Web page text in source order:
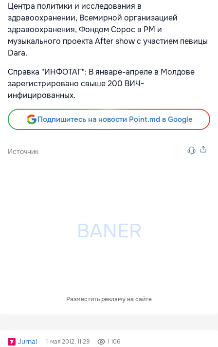
Центра политики и исследования в
здравоохранении, Всемирной организацией
здравоохранения, Фондом Сорос в РМ и
музыкального проекта After show с участием певицы
Dara.
Справка "ИНФОТАГ": В январе-апреле в Молдове
зарегистрировано свыше 200 ВИЧ-
инфицированных.
Подпишитесь на новости Point.md в Google
Источник
Разместить рекламу на сайте
Jurnal 11 мая 2012, 11:29 1 106